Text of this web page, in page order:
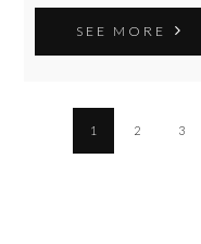
SEE MORE
1 2 3